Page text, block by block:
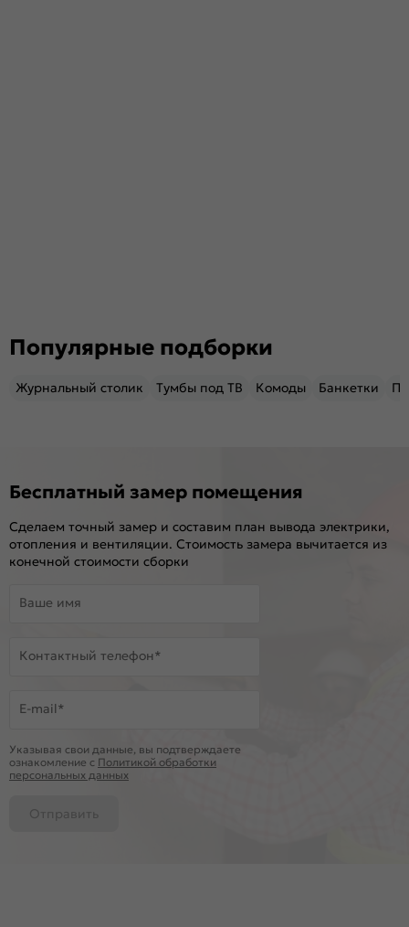
Популярные подборки
Журнальный столик Тумбы под ТВ Комоды Банкетки
Бесплатный замер помещения
Сделаем точный замер и составим план вывода электрики,
отопления и вентиляции. Стоимость замера вычитается из
конечной стоимости сборки
Ваше имя
Контактный телефон*
E-mail*
Указывая свои данные, вы подтверждаете
ознакомление c Политикой обработки
персональных данных
Отправить